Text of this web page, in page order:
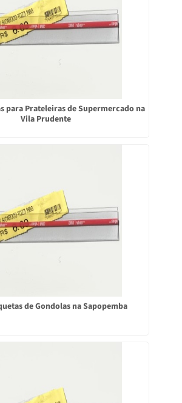
para Prateleiras de Supermercado na
Vila Prudente
de Gondolas na Sapopemba